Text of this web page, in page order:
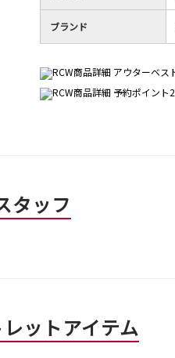
ブランド
タッフ
ットアイテム